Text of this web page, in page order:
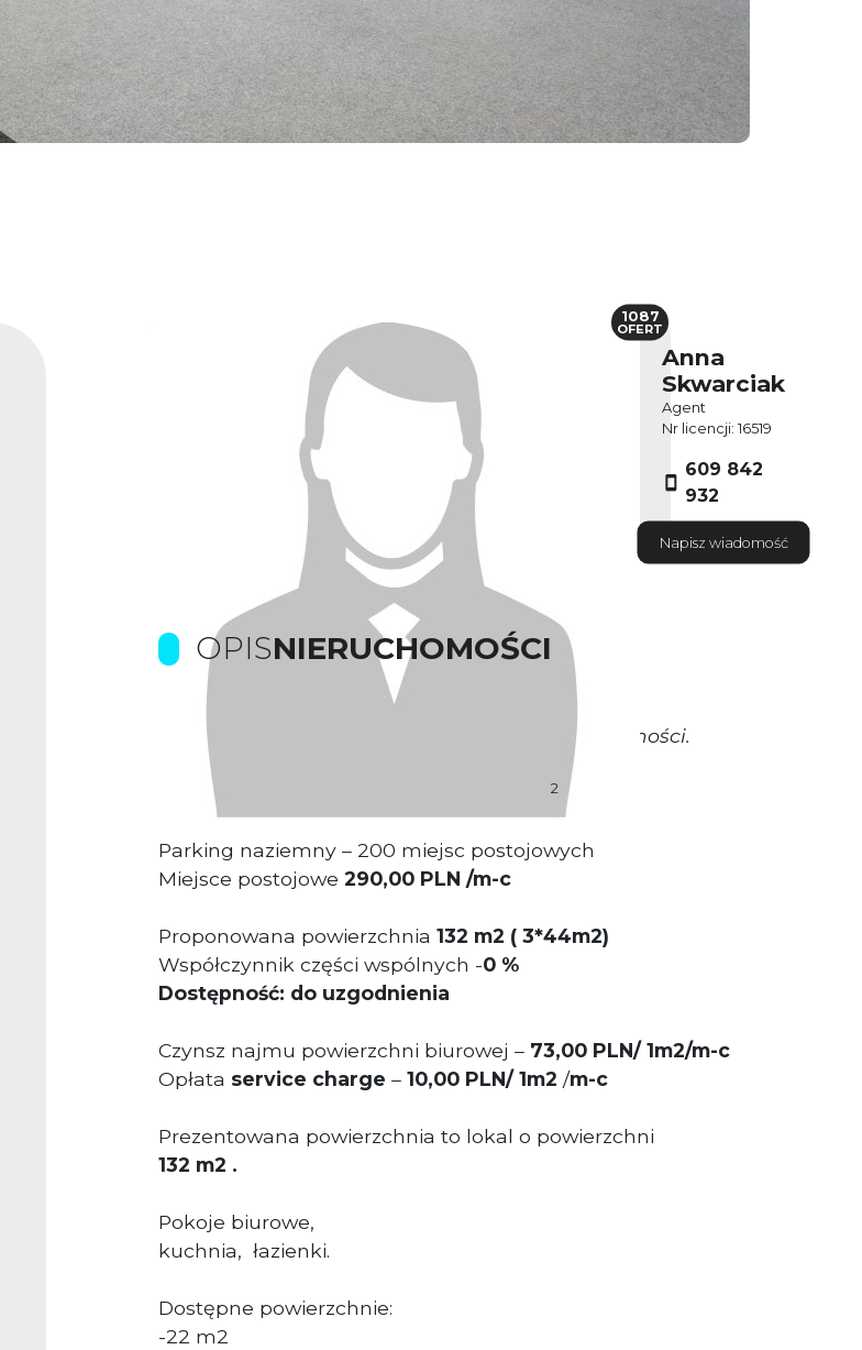
Anna
Skwarciak
Agent
Nr licencji: 16519
609 842
932
Napisz wiadomość
1087
OFERT
OPISNIERUCHOMOŚCI
Prowizje dla biura pokrywa Właściciel nieruchomości.
Obiekt biurowy o powierzchni 14 000 2
Parking naziemny – 200 miejsc postojowych
Miejsce postojowe 290,00 PLN /m-c
Proponowana powierzchnia 132 m2 ( 3*44m2)
Współczynnik części wspólnych -0 %
Dostępność: do uzgodnienia
Czynsz najmu powierzchni biurowej – 73,00 PLN/ 1m2/m-c
Opłata service charge – 10,00 PLN/ 1m2 /m-c
Prezentowana powierzchnia to lokal o powierzchni
132 m2 .
Pokoje biurowe,
kuchnia, łazienki.
Dostępne powierzchnie:
-22 m2